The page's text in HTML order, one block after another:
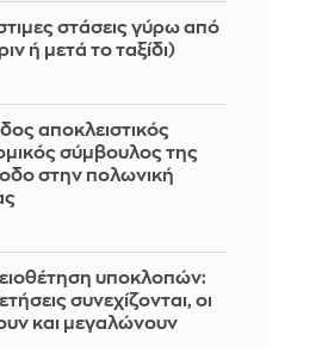
στάσεις γύρω από
ή μετά το ταξίδι)
αποκλειστικός
σύμβουλος της
στην πολωνική
υποκλοπών:
συνεχίζονται, οι
και μεγαλώνουν